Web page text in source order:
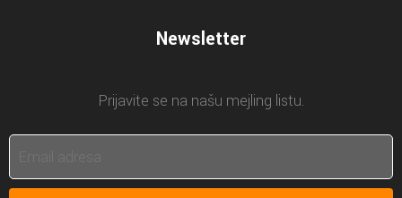
Newsletter
Prijavite se na našu mejling listu.